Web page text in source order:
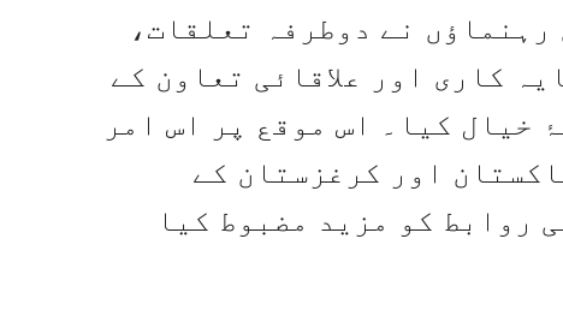
رہنماؤں نے دوطرفہ تعلقات،
کاری اور علاقائی تعاون کے
خیال کیا۔ اس موقع پر اس امر
اور کرغزستان کے
روابط کو مزید مضبوط کیا